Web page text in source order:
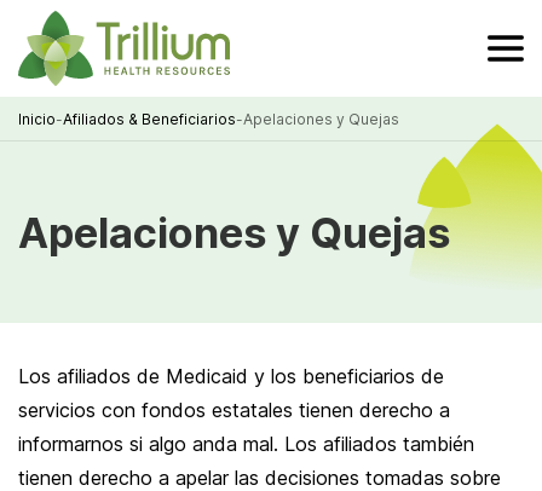
Skip
to
Main
Content
Inicio-Afiliados & Beneficiarios-Apelaciones y Quejas
Apelaciones y Quejas
Los afiliados de Medicaid y los beneficiarios de
servicios con fondos estatales tienen derecho a
informarnos si algo anda mal. Los afiliados también
tienen derecho a apelar las decisiones tomadas sobre